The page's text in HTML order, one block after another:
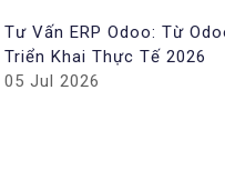
Tư Vấn ERP Odoo: Từ
Triển Khai Thực Tế 2026
05 Jul 2026